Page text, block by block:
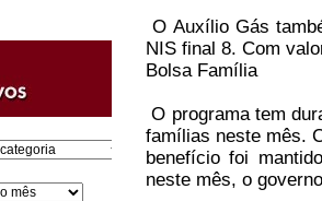
O Auxílio Gás
NIS final 8. Com
Bolsa Família
O programa tem
famílias neste mês.
benefício foi
neste mês, o